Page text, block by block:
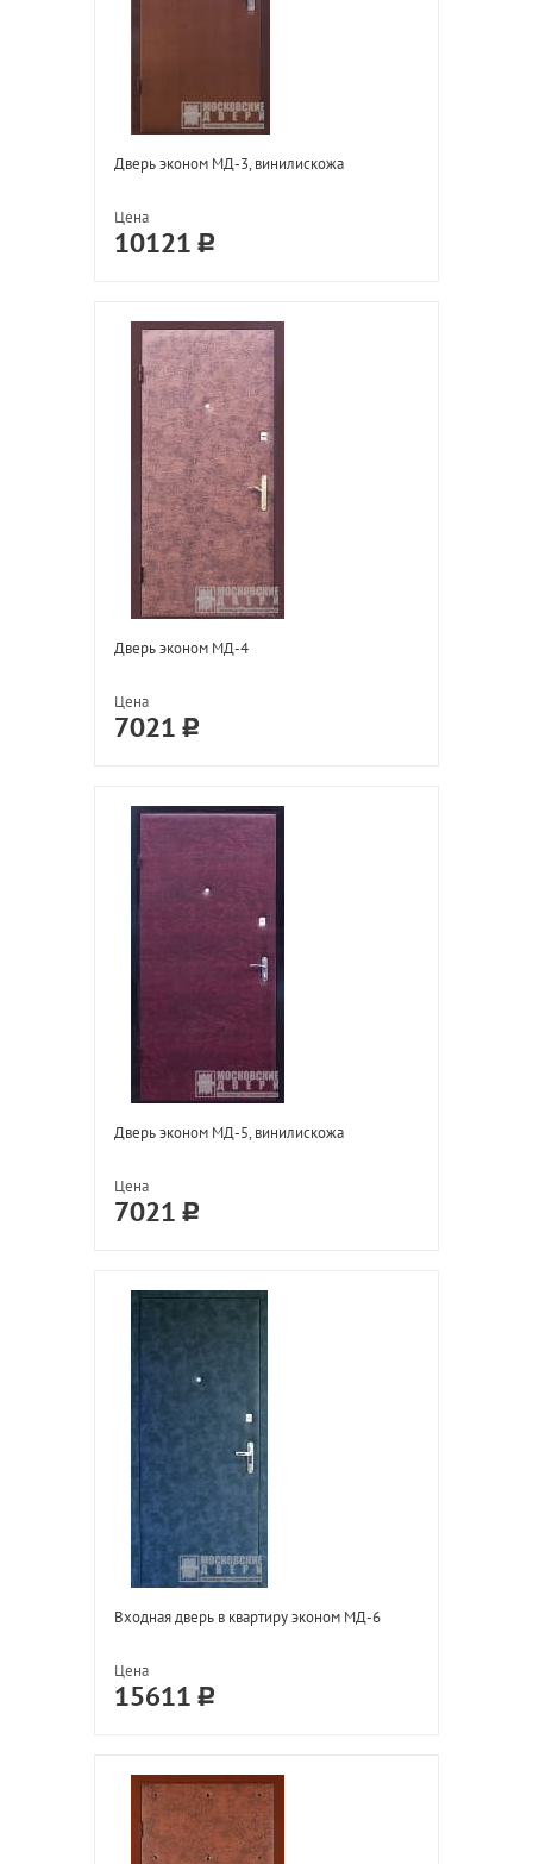
Дверь эконом МД-3, винилискожа
Цена
10121
Дверь эконом МД-4
Цена
7021
Дверь эконом МД-5, винилискожа
Цена
7021
Входная дверь в квартиру эконом МД-6
Цена
15611